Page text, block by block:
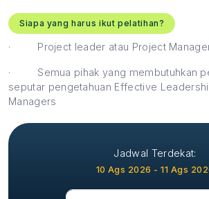
Siapa yang harus ikut pelatihan?
· Project leader atau Project
·
Semua pihak yang membutuhkan
seputar pengetahuan Effective
Managers
Jadwal Terdekat:
10 Ags 2026 - 11 Ags